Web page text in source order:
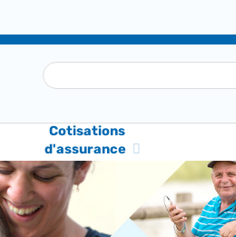
Cotisations
d'assurance